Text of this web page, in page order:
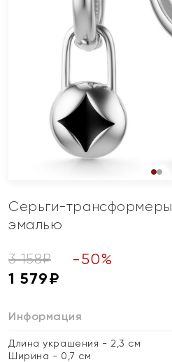
Серьги-
эмалью
3 158₽ -50%
1 579₽
Информация
Длина украшения - 2,3 см
Ширина - 0,7 см